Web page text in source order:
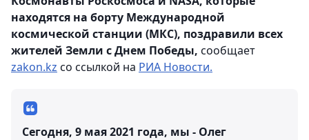
находятся на борту Международной
космической станции (МКС), поздравили всех
жителей Земли с Днем Победы, сообщает
zakon.kz со ссылкой на РИА Новости.
Сегодня, 9 мая 2021 года, мы - Олег